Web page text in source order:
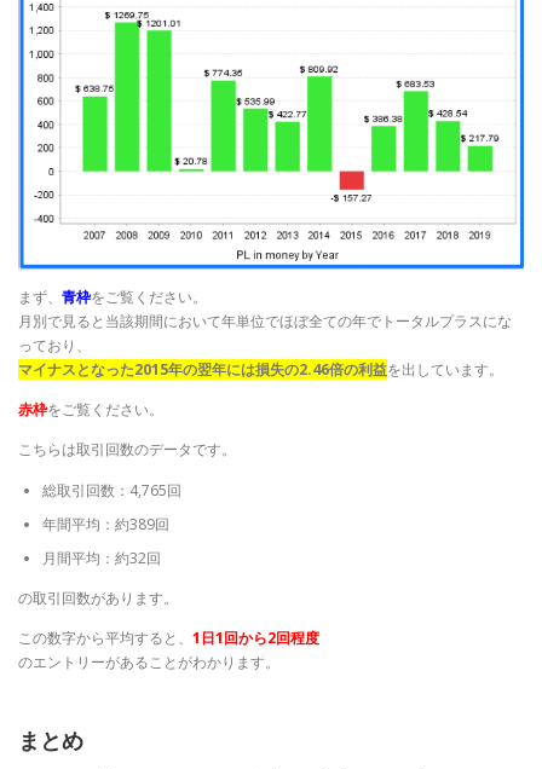
まず、 青枠をご覧ください。
月別で見ると当該期間において年単位でほぼ全ての年でトータルプラスにな
っており、
マイナスとなった2015年の翌年には損失の2.46倍の利益を出しています。
赤枠をご覧ください。
こちらは取引回数のデータです。
総取引回数：4,765回
年間平均：約389回
月間平均：約32回
の取引回数があります。
この数字から平均すると、 1日1回から2回程度
のエントリーがあることがわかります。
まとめ